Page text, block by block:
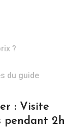
?
du guide
: Visite
pendant 2h